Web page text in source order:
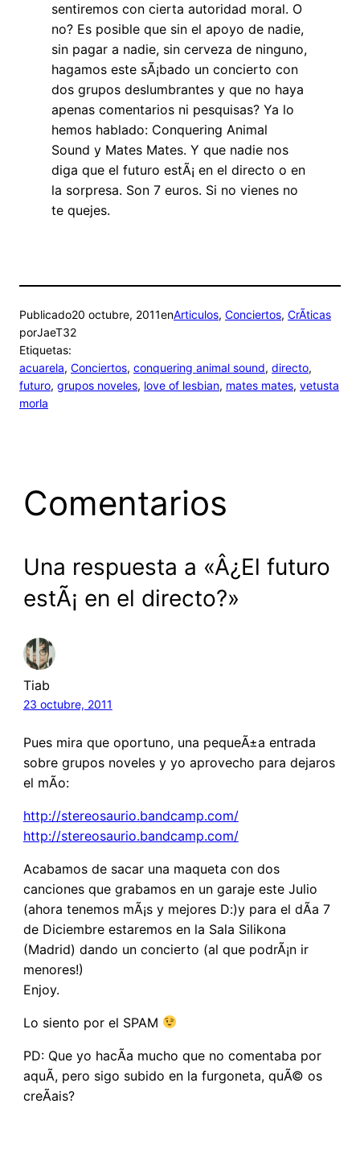
sentiremos con cierta autoridad moral. O
no? Es posible que sin el apoyo de nadie,
sin pagar a nadie, sin cerveza de ninguno,
hagamos este sÃ¡bado un concierto con
dos grupos deslumbrantes y que no haya
apenas comentarios ni pesquisas? Ya lo
hemos hablado: Conquering Animal
Sound y Mates Mates. Y que nadie nos
diga que el futuro estÃ¡ en el directo o en
la sorpresa. Son 7 euros. Si no vienes no
te quejes.
Publicado20 octubre, 2011enArticulos, Conciertos, CrÃ­ticas
porJaeT32
Etiquetas:
acuarela, Conciertos, conquering animal sound, directo
futuro, grupos noveles, love of lesbian, mates mates, vetusta
morla
Comentarios
Una respuesta a «Â¿El futuro
estÃ¡ en el directo?»
Tiab
23 octubre, 2011
Pues mira que oportuno, una pequeÃ±a entrada
sobre grupos noveles y yo aprovecho para dejaros
el mÃ­o:
http://stereosaurio.bandcamp.com/
http://stereosaurio.bandcamp.com/
Acabamos de sacar una maqueta con dos
canciones que grabamos en un garaje este Julio
(ahora tenemos mÃ¡s y mejores D:)y para el dÃ­a 7
de Diciembre estaremos en la Sala Silikona
(Madrid) dando un concierto (al que podrÃ¡n ir
menores!)
Enjoy.
Lo siento por el SPAM
PD: Que yo hacÃ­a mucho que no comentaba por
aquÃ­, pero sigo subido en la furgoneta, quÃ© os
creÃ­ais?